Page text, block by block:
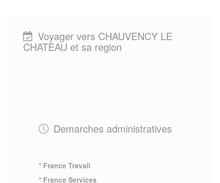
Voyager vers CHAUVENCY LE
CHATEAU et sa region
Demarches administratives
* France Travail
* France Services